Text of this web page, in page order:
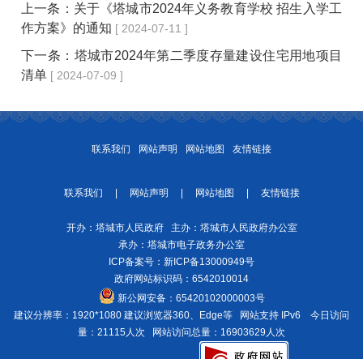
上一条： 关于《塔城市2024年义务教育学校 招生入学工
作方案》的通知 [ 2024-07-11 ]
下一条： 塔城市2024年第二季度存量建设住宅用地项目
清单 [ 2024-07-09 ]
联系我们 网站声明 网站地图 友情链接
联系我们 | 网站声明 | 网站地图 | 友情链接
开办：塔城市人民政府 主办：塔城市人民政府办公室
承办：塔城市电子政务办公室
ICP备案号： 新ICP备13000949号
政府网站标识码：6542010014
新公网安备： 65420102000003号
建议分辨率：1920*1080 建议浏览器360、Edge等 网站支持 IPv6
今日访问
量：21115人次
网站访问总量：16903629人次